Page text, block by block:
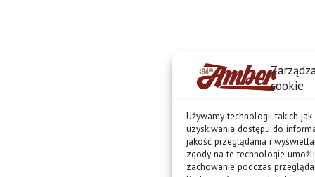
cookie
Używamy technologii takich
uzyskiwania dostępu do
jakość przeglądania i
zgody na te technologie
zachowanie podczas